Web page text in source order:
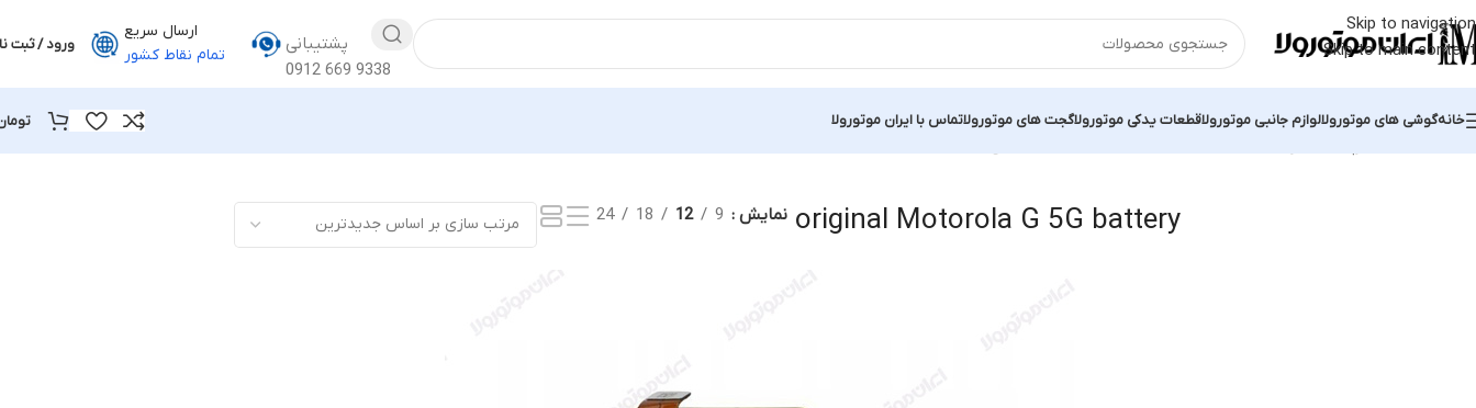
Skip to navigation
Skip to main content
پشتیبانی
0912 669 9338
ارسال سریع
تمام نقاط کشور
ورود / ثبت
خانهگوشی های موتورولالوازم جانبی موتورولاقطعات یدکی موتورولاگجت های موتورولاتماس با ایران موتورولا
original Motorola G 5G battery نمایش 9
12
18
24